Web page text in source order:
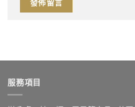
服務項目